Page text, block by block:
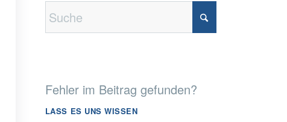
Fehler im Beitrag gefunden?
LASS ES UNS WISSEN